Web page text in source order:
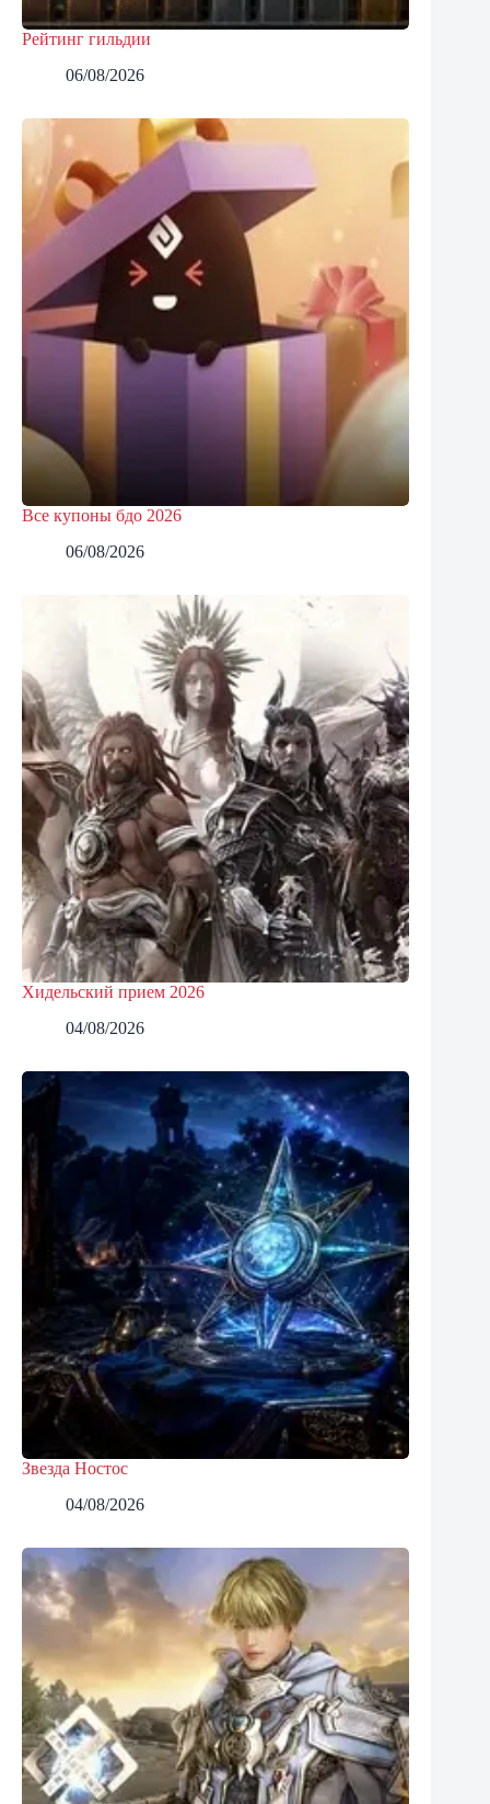
Рейтинг гильдии
06/08/2026
Все купоны бдо 2026
06/08/2026
Хидельский прием 2026
04/08/2026
Звезда Ностос
04/08/2026